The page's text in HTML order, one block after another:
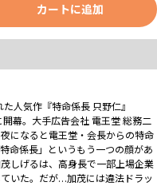
カートに追加
人気作『特命係長 只野仁』
開幕。大手広告会社 電王堂 総務二
になると電王堂・会長からの特命
命係長」というもう一つの顔があ
茂しげるは、高身長で一部上場企業
いた。だが…加茂には違法ドラッ